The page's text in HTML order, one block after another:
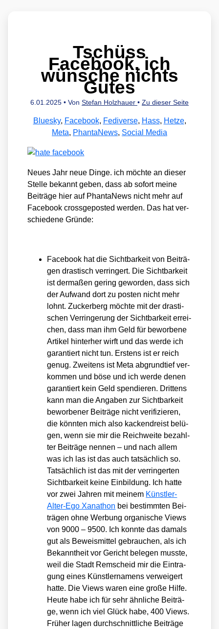
Tschüss
Facebook, ich
wünsche nichts
Gutes
6.01.2025 • Von Stefan Holzhauer • Zu dieser Seite
Bluesky, Facebook, Fediverse, Hass, Hetze,
Meta, PhantaNews, Social Media
Neu­es Jahr neue Din­ge. ich möch­te an die­ser
Stel­le bekannt geben, dass ab sofort mei­ne
Bei­trä­ge hier auf Phan­ta­News nicht mehr auf
Face­book cross­ge­pos­ted wer­den. Das hat ver­
schie­de­ne Grün­de:
Face­book hat die Sicht­bar­keit von Bei­trä­
gen dras­tisch ver­rin­gert. Die Sicht­bar­keit
ist der­ma­ßen gering gewor­den, dass sich
der Auf­wand dort zu pos­ten nicht mehr
lohnt. Zucker­berg möch­te mit der dras­ti­
schen Ver­rin­ge­rung der Sicht­bar­keit errei­
chen, dass man ihm Geld für bewor­be­ne
Arti­kel hin­ter­her wirft und das wer­de ich
garan­tiert nicht tun. Ers­tens ist er reich
genug. Zwei­tens ist Meta abgrund­tief ver­
kom­men und böse und ich wer­de denen
garan­tiert kein Geld spen­die­ren. Drit­tens
kann man die Anga­ben zur Sicht­bar­keit
bewor­be­ner Bei­trä­ge nicht veri­fi­zie­ren,
die könn­ten mich also kacken­dreist belü­
gen, wenn sie mir die Reich­wei­te bezahl­
ter Bei­trä­ge nen­nen – und nach allem
was ich las ist das auch tat­säch­lich so.
Tat­säch­lich ist das mit der ver­rin­ger­ten
Sicht­bar­keit kei­ne Ein­bil­dung. Ich hat­te
vor zwei Jah­ren mit mei­nem Künst­ler-
Alter-Ego Xan­athon bei bestimm­ten Bei­
trä­gen ohne Wer­bung orga­ni­sche Views
von 9000 – 9500. Ich konn­te das damals
gut als Beweis­mit­tel gebrau­chen, als ich
Bekannt­heit vor Gericht bele­gen muss­te,
weil die Stadt Rem­scheid mir die Ein­tra­
gung eines Künst­ler­na­mens ver­wei­gert
hat­te. Die Views waren eine gro­ße Hil­fe.
Heu­te habe ich für sehr ähn­li­che Bei­trä­
ge, wenn ich viel Glück habe, 400 Views.
Frü­her lagen durch­schnitt­li­che Bei­trä­ge